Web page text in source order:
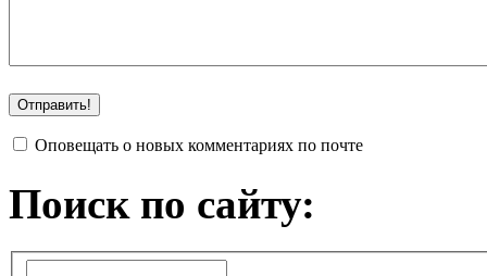
Оповещать о новых комментариях по почте
Поиск по сайту: